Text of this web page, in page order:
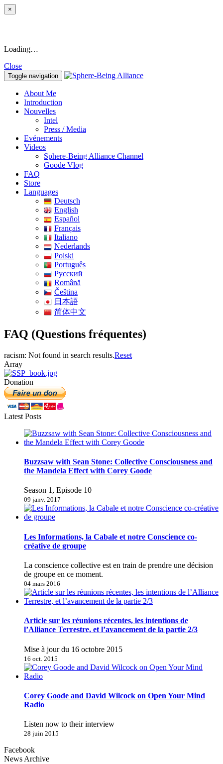
×
Loading…
Close
Toggle navigation
About Me
Introduction
Nouvelles
Intel
Press / Media
Evénements
Videos
Sphere-Being Alliance Channel
Goode Vlog
FAQ
Store
Languages
Deutsch
English
Español
Français
Italiano
Nederlands
Polski
Português
Pусский
Română
Čeština
日本語
简体中文
FAQ (Questions fréquentes)
racism: Not found in search results.Reset
Array
Donation
Latest Posts
Buzzsaw with Sean Stone: Collective Consciousness and
the Mandela Effect with Corey Goode
Season 1, Episode 10
09 janv. 2017
Les Informations, la Cabale et notre Conscience co-
créative de groupe
La conscience collective est en train de prendre une décision
de groupe en ce moment.
04 mars 2016
Article sur les réunions récentes, les intentions de
l’Alliance Terrestre, et l’avancement de la partie 2/3
Mise à jour du 16 octobre 2015
16 oct. 2015
Corey Goode and David Wilcock on Open Your Mind
Radio
Listen now to their interview
28 juin 2015
Facebook
News Archive